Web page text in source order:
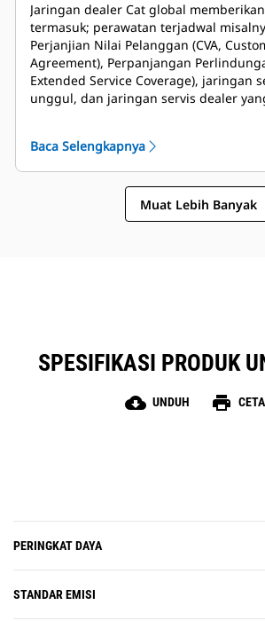
Jaringan dealer Cat global
termasuk; perawatan terjadwal
Perjanjian Nilai Pelanggan (CVA,
Agreement), Perpanjangan
Extended Service Coverage), jaringan
unggul, dan jaringan servis dealer
Baca Selengkapnya
Muat Lebih Banyak
SPESIFIKASI PRODUK
cloud_download UNDUH print
PERINGKAT DAYA
STANDAR EMISI